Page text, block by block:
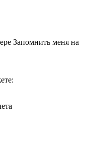
Запомнить меня на